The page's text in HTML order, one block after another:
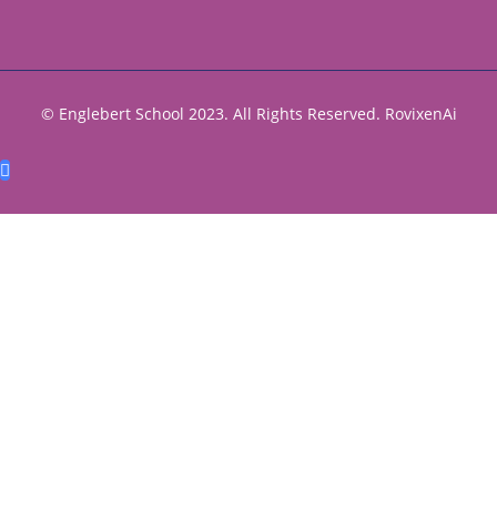
© Englebert School 2023. All Rights Reserved. RovixenAi